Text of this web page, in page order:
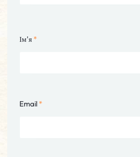
Ім'я *
Email *